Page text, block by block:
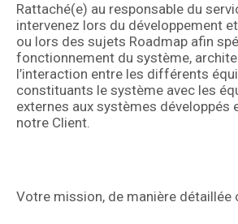
Rattaché(e) au responsable du
intervenez lors du développement
ou lors des sujets Roadmap afin
fonctionnement du système,
l’interaction entre les différents
constituants le système avec les
externes aux systèmes développés
notre Client.
Votre mission, de manière détaillée